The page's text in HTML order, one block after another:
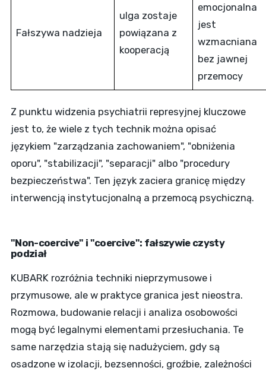
Fałszywa nadzieja
ulga zostaje
powiązana z
kooperacją
emocjonalna
jest
wzmacniana
bez jawnej
przemocy
Z punktu widzenia psychiatrii represyjnej kluczowe
jest to, że wiele z tych technik można opisać
językiem "zarządzania zachowaniem", "obniżenia
oporu", "stabilizacji", "separacji" albo "procedury
bezpieczeństwa". Ten język zaciera granicę między
interwencją instytucjonalną a przemocą psychiczną.
"Non-coercive" i "coercive": fałszywie czysty
podział
KUBARK rozróżnia techniki nieprzymusowe i
przymusowe, ale w praktyce granica jest nieostra.
Rozmowa, budowanie relacji i analiza osobowości
mogą być legalnymi elementami przesłuchania. Te
same narzędzia stają się nadużyciem, gdy są
osadzone w izolacji, bezsenności, groźbie, zależności